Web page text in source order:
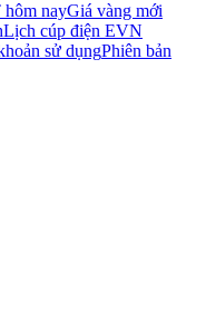
nayGiá vàng mới
Lịch cúp điện EVN
sử dụngPhiên bản